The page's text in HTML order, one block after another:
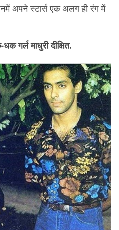
अपने स्टार्स एक अलग ही रंग में
गर्ल माधुरी दीक्षित.